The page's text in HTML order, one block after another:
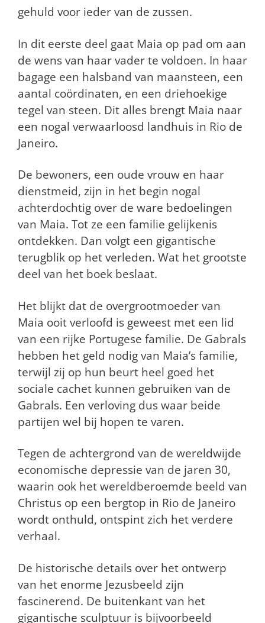
gehuld voor ieder van de zussen.
In dit eerste deel gaat Maia op pad om aan
de wens van haar vader te voldoen. In haar
bagage een halsband van maansteen, een
aantal coördinaten, en een driehoekige
tegel van steen. Dit alles brengt Maia naar
een nogal verwaarloosd landhuis in Rio de
Janeiro.
De bewoners, een oude vrouw en haar
dienstmeid, zijn in het begin nogal
achterdochtig over de ware bedoelingen
van Maia. Tot ze een familie gelijkenis
ontdekken. Dan volgt een gigantische
terugblik op het verleden. Wat het grootste
deel van het boek beslaat.
Het blijkt dat de overgrootmoeder van
Maia ooit verloofd is geweest met een lid
van een rijke Portugese familie. De Gabrals
hebben het geld nodig van Maia’s familie,
terwijl zij op hun beurt heel goed het
sociale cachet kunnen gebruiken van de
Gabrals. Een verloving dus waar beide
partijen wel bij hopen te varen.
Tegen de achtergrond van de wereldwijde
economische depressie van de jaren 30,
waarin ook het wereldberoemde beeld van
Christus op een bergtop in Rio de Janeiro
wordt onthuld, ontspint zich het verdere
verhaal.
De historische details over het ontwerp
van het enorme Jezusbeeld zijn
fascinerend. De buitenkant van het
gigantische sculptuur is bijvoorbeeld